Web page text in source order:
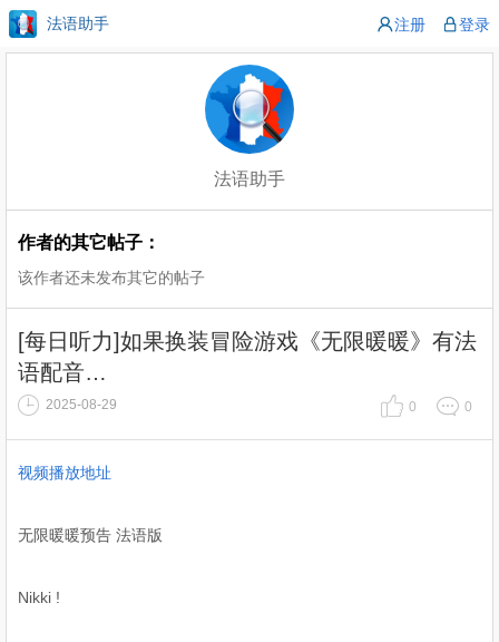
法语助手 注册 登录
法语助手
作者的其它帖子：
该作者还未发布其它的帖子
[每日听力]如果换装冒险游戏《无限暖暖》有法
语配音…
2025-08-29 0 0
视频播放地址
无限暖暖预告 法语版
Nikki !